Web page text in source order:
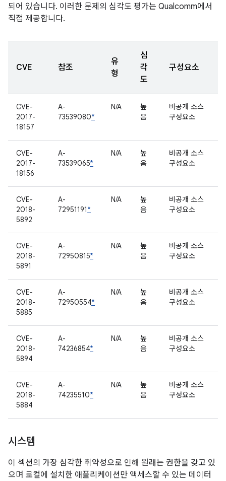
되어 있습니다. 이러한 문제의 심각도 평가는 Qualcomm에서
직접 제공합니다.
CVE 참조
유
형
심
각
도
구성요소
CVE-
2017-
18157
A-
73539080*
N/A
높
음
비공개 소스
구성요소
CVE-
2017-
18156
A-
73539065*
N/A
높
음
비공개 소스
구성요소
CVE-
2018-
5892
A-
72951191*
N/A
높
음
비공개 소스
구성요소
CVE-
2018-
5891
A-
72950815*
N/A
높
음
비공개 소스
구성요소
CVE-
2018-
5885
A-
72950554*
N/A
높
음
비공개 소스
구성요소
CVE-
2018-
5894
A-
74236854*
N/A
높
음
비공개 소스
구성요소
CVE-
2018-
5884
A-
74235510*
N/A
높
음
비공개 소스
구성요소
시스템
이 섹션의 가장 심각한 취약성으로 인해 원래는 권한을 갖고 있
으며 로컬에 설치한 애플리케이션만 액세스할 수 있는 데이터